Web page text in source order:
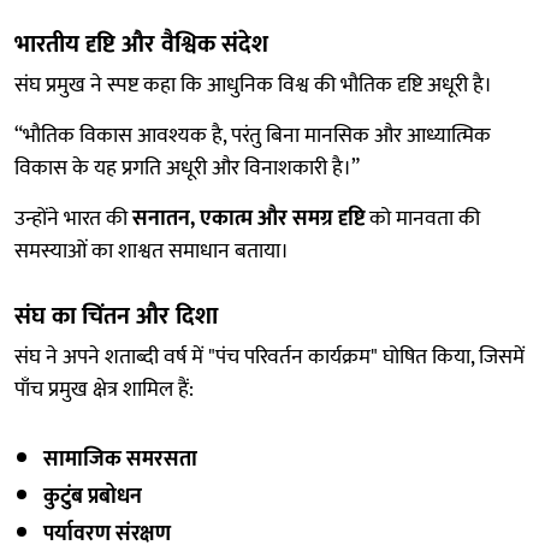
भारतीय दृष्टि और वैश्विक संदेश
संघ प्रमुख ने स्पष्ट कहा कि आधुनिक विश्व की भौतिक दृष्टि अधूरी है।
“भौतिक विकास आवश्यक है, परंतु बिना मानसिक और आध्यात्मिक
विकास के यह प्रगति अधूरी और विनाशकारी है।”
उन्होंने भारत कीसनातन, एकात्म और समग्र दृष्टिको मानवता की
समस्याओं का शाश्वत समाधान बताया।
संघ का चिंतन और दिशा
संघ ने अपने शताब्दी वर्ष में "पंच परिवर्तन कार्यक्रम" घोषित किया, जिसमें
पाँच प्रमुख क्षेत्र शामिल हैं:
सामाजिक समरसता
कुटुंब प्रबोधन
पर्यावरण संरक्षण